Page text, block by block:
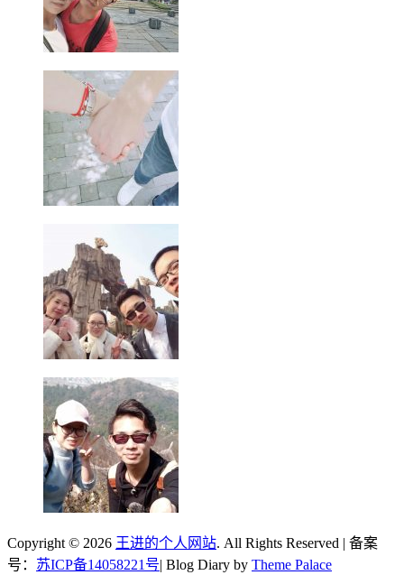
Copyright © 2026 王进的个人网站. All Rights Reserved | 备案
号： 苏ICP备14058221号| Blog Diary by Theme Palace